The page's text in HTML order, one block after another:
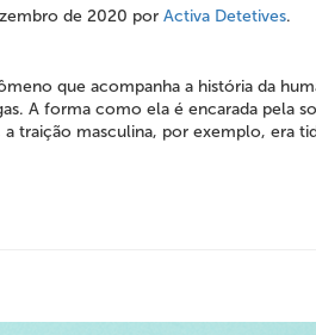
de 2020 porActiva Detetives.
que acompanha a história da
A forma como ela é encarada pela
a traição masculina, por exemplo, era